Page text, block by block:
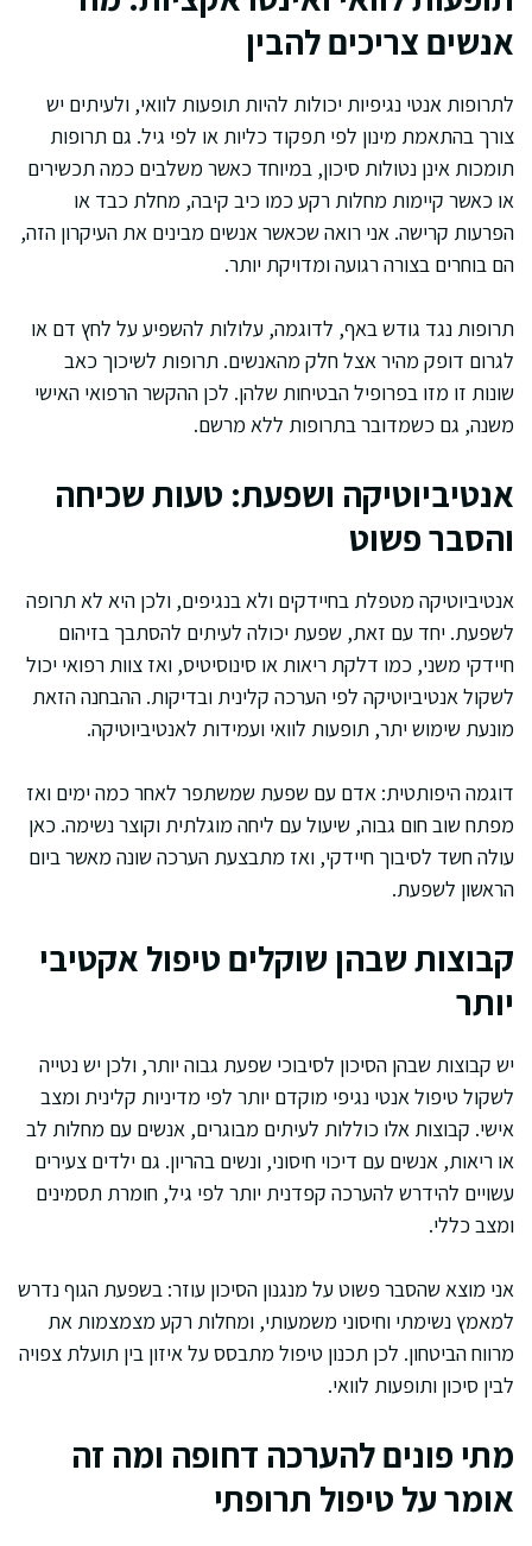
אנשים צריכים להבין
לתרופות אנטי נגיפיות יכולות להיות תופעות לוואי, ולעיתים יש
צורך בהתאמת מינון לפי תפקוד כליות או לפי גיל. גם תרופות
תומכות אינן נטולות סיכון, במיוחד כאשר משלבים כמה תכשירים
או כאשר קיימות מחלות רקע כמו כיב קיבה, מחלת כבד או
הפרעות קרישה. אני רואה שכאשר אנשים מבינים את העיקרון הזה,
הם בוחרים בצורה רגועה ומדויקת יותר.
תרופות נגד גודש באף, לדוגמה, עלולות להשפיע על לחץ דם או
לגרום דופק מהיר אצל חלק מהאנשים. תרופות לשיכוך כאב
שונות זו מזו בפרופיל הבטיחות שלהן. לכן ההקשר הרפואי האישי
משנה, גם כשמדובר בתרופות ללא מרשם.
אנטיביוטיקה ושפעת: טעות שכיחה
והסבר פשוט
אנטיביוטיקה מטפלת בחיידקים ולא בנגיפים, ולכן היא לא תרופה
לשפעת. יחד עם זאת, שפעת יכולה לעיתים להסתבך בזיהום
חיידקי משני, כמו דלקת ריאות או סינוסיטיס, ואז צוות רפואי יכול
לשקול אנטיביוטיקה לפי הערכה קלינית ובדיקות. ההבחנה הזאת
מונעת שימוש יתר, תופעות לוואי ועמידות לאנטיביוטיקה.
דוגמה היפותטית: אדם עם שפעת שמשתפר לאחר כמה ימים ואז
מפתח שוב חום גבוה, שיעול עם ליחה מוגלתית וקוצר נשימה. כאן
עולה חשד לסיבוך חיידקי, ואז מתבצעת הערכה שונה מאשר ביום
הראשון לשפעת.
קבוצות שבהן שוקלים טיפול אקטיבי
יותר
יש קבוצות שבהן הסיכון לסיבוכי שפעת גבוה יותר, ולכן יש נטייה
לשקול טיפול אנטי נגיפי מוקדם יותר לפי מדיניות קלינית ומצב
אישי. קבוצות אלו כוללות לעיתים מבוגרים, אנשים עם מחלות לב
או ריאות, אנשים עם דיכוי חיסוני, ונשים בהריון. גם ילדים צעירים
עשויים להידרש להערכה קפדנית יותר לפי גיל, חומרת תסמינים
ומצב כללי.
אני מוצא שהסבר פשוט על מנגנון הסיכון עוזר: בשפעת הגוף נדרש
למאמץ נשימתי וחיסוני משמעותי, ומחלות רקע מצמצמות את
מרווח הביטחון. לכן תכנון טיפול מתבסס על איזון בין תועלת צפויה
לבין סיכון ותופעות לוואי.
מתי פונים להערכה דחופה ומה זה
אומר על טיפול תרופתי